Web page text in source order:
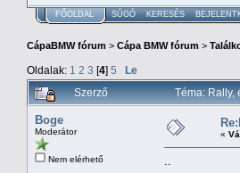
FŐOLDAL SÚGÓ KERESÉS
CápaBMW fórum > Cápa BMW fórum >
Oldalak: 1 2 3 [4] 5
Le
Szerző
Téma: Rally,
Boge
Moderátor
Nem elérhető
«